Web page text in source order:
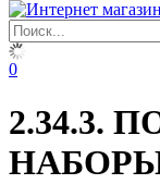
0
2.34.3.